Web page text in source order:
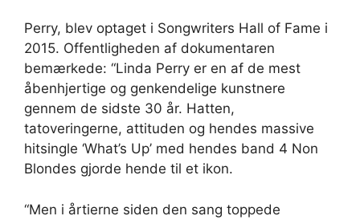
Perry, blev optaget i Songwriters Hall of Fame i
2015. Offentligheden af ​​dokumentaren
bemærkede: “Linda Perry er en af ​​de mest
åbenhjertige og genkendelige kunstnere
gennem de sidste 30 år. Hatten,
tatoveringerne, attituden og hendes massive
hitsingle ‘What’s Up’ med hendes band 4 Non
Blondes gjorde hende til et ikon.
“Men i årtierne siden den sang toppede